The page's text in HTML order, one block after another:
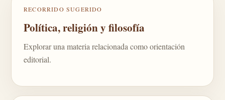
RECORRIDO SUGERIDO
Política, religión y filosofía
Explorar una materia relacionada como orientación
editorial.